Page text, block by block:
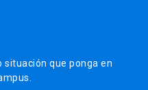
situación que ponga en